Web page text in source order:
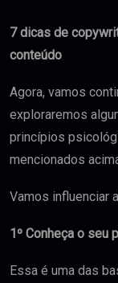
7 dicas de
conteúdo
Agora, vamos
exploraremos
princípios
mencionados
Vamos influenciar
1º Conheça o seu
Essa é uma das